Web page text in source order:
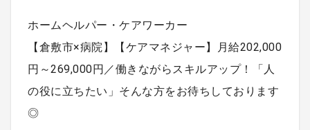
ホームヘルパー・ケアワーカー
【倉敷市×病院】【ケアマネジャー】月給202,000
円～269,000円／働きながらスキルアップ！「人
の役に立ちたい」そんな方をお待ちしております
◎